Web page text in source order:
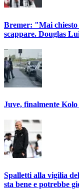
Bremer: "Mai chiesto
scappare. Douglas
Juve, finalmente
Spalletti alla vigilia
sta bene e potrebbe